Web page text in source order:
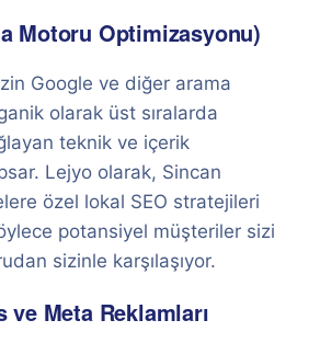
Motoru Optimizasyonu)
Google ve diğer arama
olarak üst sıralarda
teknik ve içerik
Lejyo olarak, Sincan
özel lokal SEO stratejileri
potansiyel müşteriler sizi
sizinle karşılaşıyor.
ve Meta Reklamları